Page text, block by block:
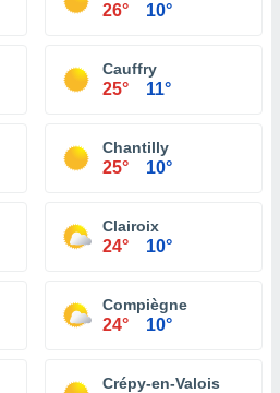
26° 10°
Cauffry
25° 11°
Chantilly
25° 10°
Clairoix
24° 10°
Compiègne
24° 10°
Crépy-en-Valois